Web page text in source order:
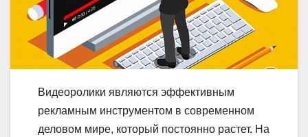
Видеоролики являются эффективным
рекламным инструментом в современном
деловом мире, который постоянно растет. На